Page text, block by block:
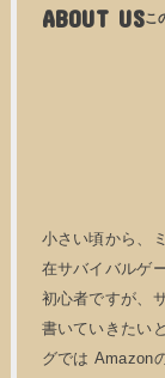
ABOUT US
小さい頃から、
在サバイバルゲ
初心者ですが、
書いていきたい
グでは Amazon